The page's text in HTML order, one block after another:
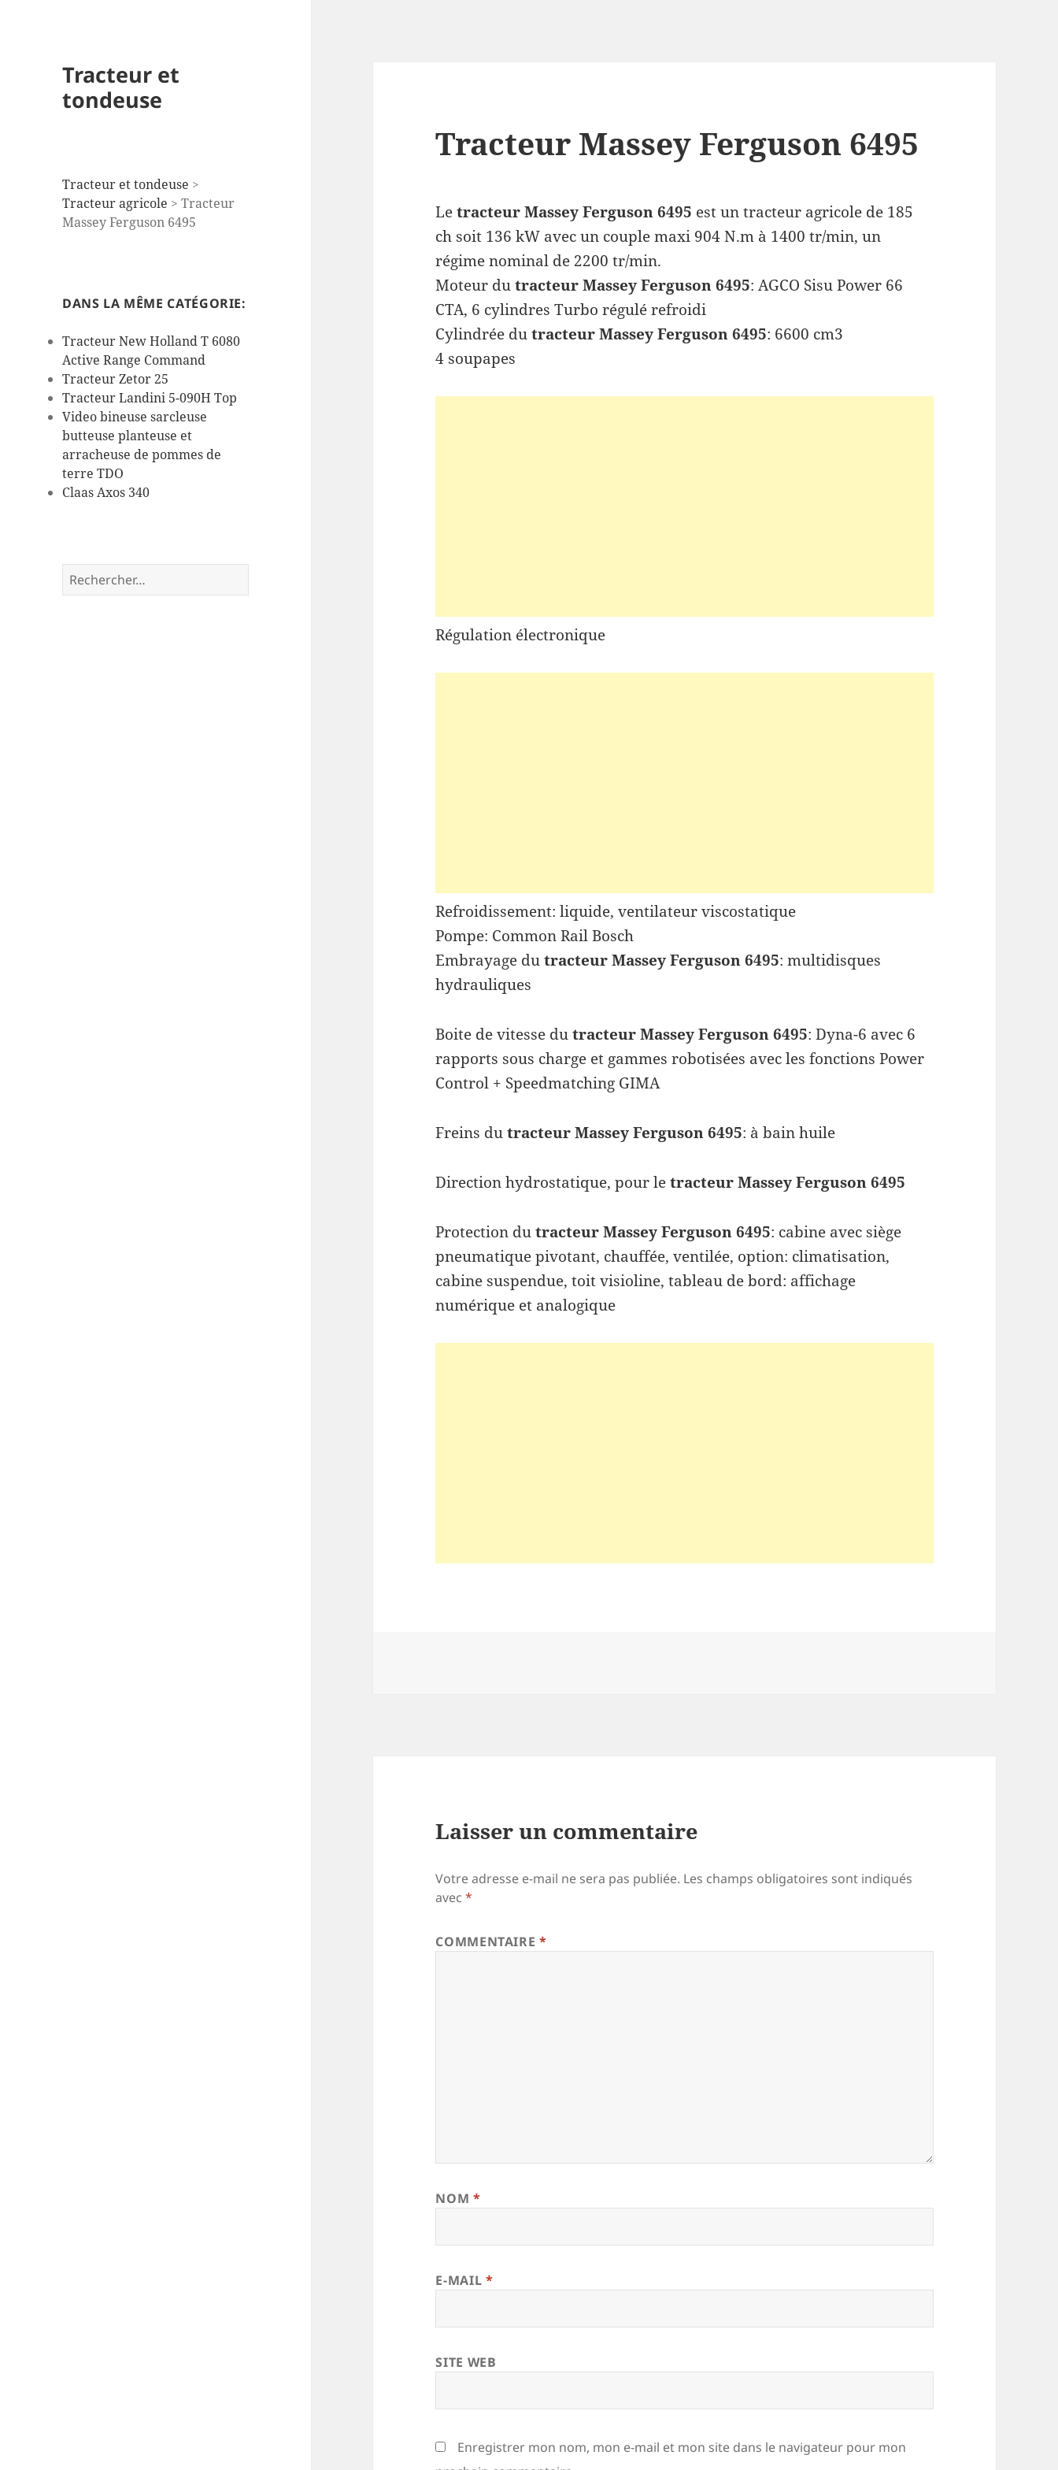
Tracteur et
tondeuse
Tracteur et tondeuse >
Tracteur agricole >Tracteur
Massey Ferguson 6495
DANS LA MÊME CATÉGORIE:
Tracteur New Holland T 6080
Active Range Command
Tracteur Zetor 25
Tracteur Landini 5-090H Top
Video bineuse sarcleuse
butteuse planteuse et
arracheuse de pommes de
terre TDO
Claas Axos 340
Rechercher :
Tracteur Massey Ferguson 6495
Letracteur Massey Ferguson 6495 est un tracteur agricole de 185
ch soit 136 kW avec un couple maxi 904 N.m à 1400 tr/min, un
régime nominal de 2200 tr/min.
Moteur dutracteur Massey Ferguson 6495: AGCO Sisu Power 66
CTA, 6 cylindres Turbo régulé refroidi
Cylindrée dutracteur Massey Ferguson 6495: 6600 cm3
4 soupapes
Régulation électronique
Refroidissement: liquide, ventilateur viscostatique
Pompe: Common Rail Bosch
Embrayage dutracteur Massey Ferguson 6495: multidisques
hydrauliques
Boite de vitesse dutracteur Massey Ferguson 6495: Dyna-6 avec 6
rapports sous charge et gammes robotisées avec les fonctions Power
Control + Speedmatching GIMA
Freins dutracteur Massey Ferguson 6495: à bain huile
Direction hydrostatique, pour letracteur Massey Ferguson 6495
Protection dutracteur Massey Ferguson 6495: cabine avec siège
pneumatique pivotant, chauffée, ventilée, option: climatisation,
cabine suspendue, toit visioline, tableau de bord: affichage
numérique et analogique
Laisser un commentaire
Votre adresse e-mail ne sera pas publiée. Les champs obligatoires sont indiqués
avec*
COMMENTAIRE*
NOM *
E-MAIL *
SITE WEB
Enregistrer mon nom, mon e-mail et mon site dans le navigateur pour mon